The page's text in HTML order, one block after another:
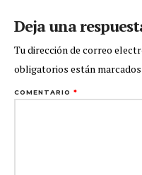
Deja una
Tu dirección de correo
obligatorios están
COMENTARIO *